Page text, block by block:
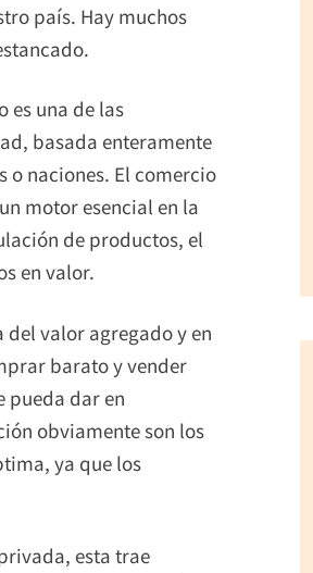
país. Hay muchos
es una de las
basada enteramente
o naciones. El comercio
motor esencial en la
de productos, el
en valor.
valor agregado y en
barato y vender
pueda dar en
obviamente son los
ya que los
esta trae